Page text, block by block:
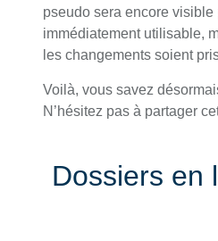
pseudo sera encore
immédiatement utilisable,
les changements soient
Voilà, vous savez
N’hésitez pas à partager
Dossiers en